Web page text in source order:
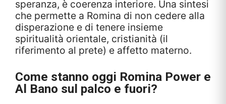
speranza, è coerenza interiore. Una sintesi
che permette a Romina di non cedere alla
disperazione e di tenere insieme
spiritualità orientale, cristianità (il
riferimento al prete) e affetto materno.
Come stanno oggi Romina Power e
Al Bano sul palco e fuori?